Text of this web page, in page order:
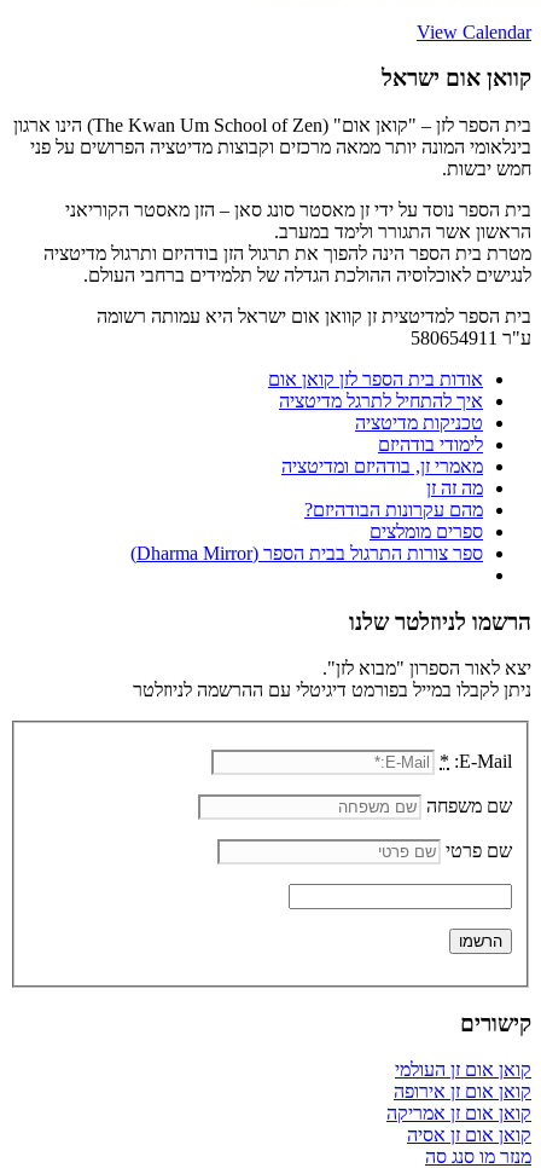
View Calendar
קוואן אום ישראל
בית הספר לזן – "קואן אום" (The Kwan Um School of Zen) הינו ארגון
בינלאומי המונה יותר ממאה מרכזים וקבוצות מדיטציה הפרושים על פני
חמש יבשות.
בית הספר נוסד על ידי זן מאסטר סונג סאן – הזן מאסטר הקוריאני
הראשון אשר התגורר ולימד במערב.
מטרת בית הספר הינה להפוך את תרגול הזן בודהיזם ותרגול מדיטציה
לנגישים לאוכלוסיה ההולכת הגדלה של תלמידים ברחבי העולם.
בית הספר למדיטצית זן קוואן אום ישראל היא עמותה רשומה
ע"ר 580654911
אודות בית הספר לזן קואן אום
איך להתחיל לתרגל מדיטציה
טכניקות מדיטציה
לימודי בודהיזם
מאמרי זן, בודהיזם ומדיטציה
מה זה זן
מהם עקרונות הבודהיזם?
ספרים מומלצים
ספר צורות התרגול בבית הספר (Dharma Mirror)
הרשמו לניוזלטר שלנו
יצא לאור הספרון "מבוא לזן".
ניתן לקבלו במייל בפורמט דיגיטלי עם ההרשמה לניוזלטר
E-Mail:
*
שם משפחה
שם פרטי
קישורים
קואן אום זן העולמי
קואן אום זן אירופה
קואן אום זן אמריקה
קואן אום זן אסיה
מנזר מו סנג סה